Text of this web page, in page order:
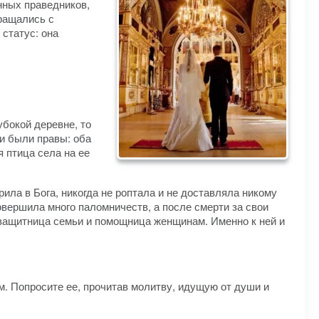
праведников,
с
она
деревне, то
были правы: оба
села на ее
в Бога, никогда не роптала и не доставляла никому
много паломничеств, а после смерти за свои
семьи и помощница женщинам. Именно к ней и
Попросите ее, прочитав молитву, идущую от души и